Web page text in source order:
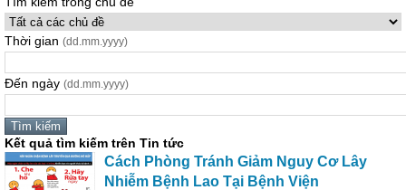
Thời gian (dd.mm.yyyy)
Đến ngày (dd.mm.yyyy)
Kết quả tìm kiếm trên Tin tức
Cách Phòng Tránh Giảm Nguy Cơ Lây
Nhiễm Bệnh Lao Tại Bệnh Viện